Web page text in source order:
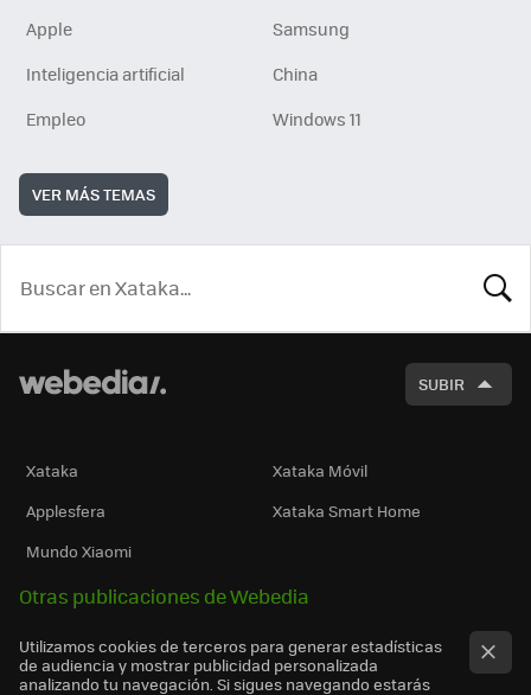
Apple
Samsung
Inteligencia artificial
China
Empleo
Windows 11
VER MÁS TEMAS
SUBIR
Xataka
Xataka Móvil
Applesfera
Xataka Smart Home
Mundo Xiaomi
Otras publicaciones de Webedia
Utilizamos cookies de terceros para generar estadísticas
de audiencia y mostrar publicidad personalizada
analizando tu navegación. Si sigues navegando estarás